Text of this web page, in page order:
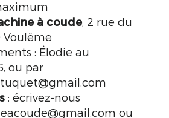
à coude , 2 rue du
Voulême
: Élodie au
ou par
: écrivez-nous
ou